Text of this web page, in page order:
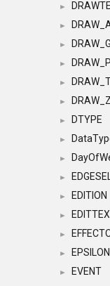
►
►
►
►
►
► DRAW_Z
► DTYPE
►
►
►
► EDITION
►
►
► EPSILON
►
EVENT